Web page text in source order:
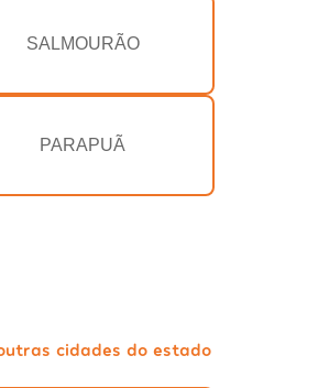
SALMOURÃO
PARAPUÃ
cidades do estado